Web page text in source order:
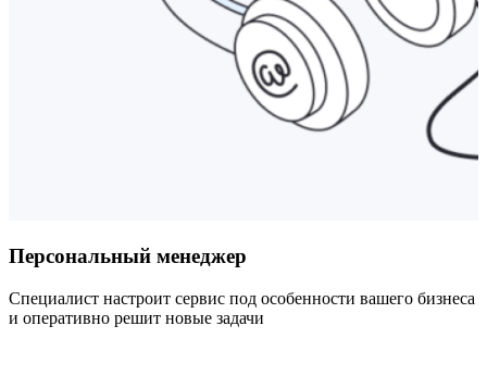
Персональный менеджер
Специалист настроит сервис под особенности вашего бизнеса
и оперативно решит новые задачи